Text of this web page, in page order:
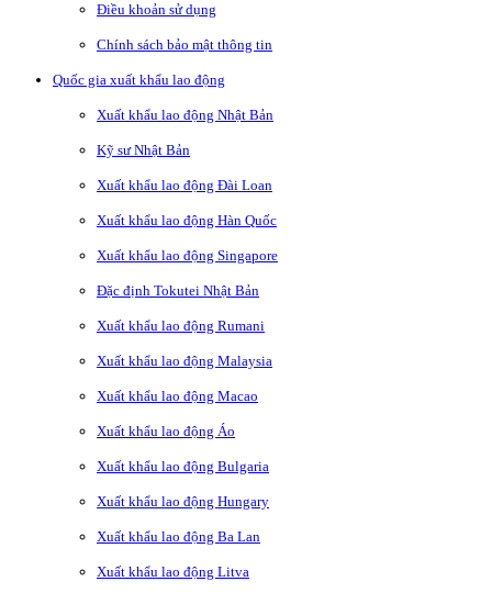
Điều khoản sử dụng
Chính sách bảo mật thông tin
Quốc gia xuất khẩu lao động
Xuất khẩu lao động Nhật Bản
Kỹ sư Nhật Bản
Xuất khẩu lao động Đài Loan
Xuất khẩu lao động Hàn Quốc
Xuất khẩu lao động Singapore
Đặc định Tokutei Nhật Bản
Xuất khẩu lao động Rumani
Xuất khẩu lao động Malaysia
Xuất khẩu lao động Macao
Xuất khẩu lao động Áo
Xuất khẩu lao động Bulgaria
Xuất khẩu lao động Hungary
Xuất khẩu lao động Ba Lan
Xuất khẩu lao động Litva